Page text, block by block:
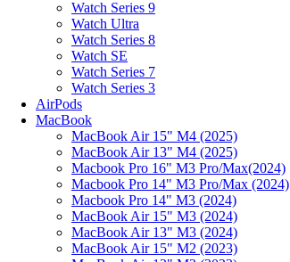
Watch Series 9
Watch Ultra
Watch Series 8
Watch SE
Watch Series 7
Watch Series 3
AirPods
MacBook
MacBook Air 15" M4 (2025)
MacBook Air 13" M4 (2025)
Macbook Pro 16" M3 Pro/Max(2024)
Macbook Pro 14" M3 Pro/Max (2024)
Macbook Pro 14" M3 (2024)
MacBook Air 15" M3 (2024)
MacBook Air 13" M3 (2024)
MacBook Air 15" M2 (2023)